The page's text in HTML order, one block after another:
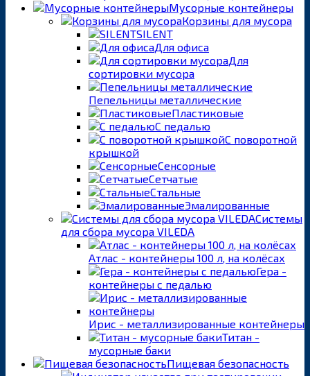
Мусорные контейнеры
Корзины для мусора
SILENT
Для офиса
Для
сортировки мусора
Пепельницы металлические
Пластиковые
С педалью
С поворотной
крышкой
Сенсорные
Сетчатые
Стальные
Эмалированные
Системы
для сбора мусора VILEDA
Атлас - контейнеры 100 л, на колёсах
Гера -
контейнеры с педалью
Ирис - металлизированные контейнеры
Титан -
мусорные баки
Пищевая безопасность